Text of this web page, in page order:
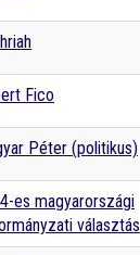
Fico
Péter (politikus)
es magyarországi
választás